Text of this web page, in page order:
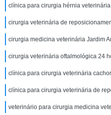
clínica para cirurgia hérnia
cirurgia veterinária de
cirurgia medicina veterinária Jardim
cirurgia veterinária oftalmológica 24
clínica para cirurgia veterinária
clínica para cirurgia veterinária de
veterinário para cirurgia medicina